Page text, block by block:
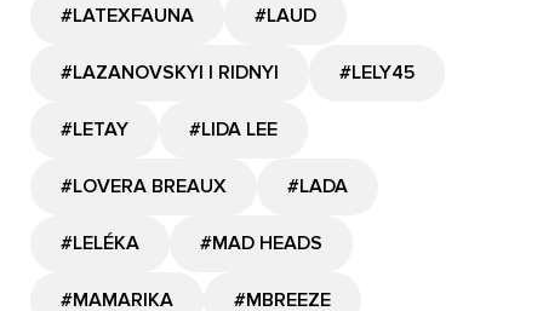
#LATEXFAUNA #LAUD
#LAZANOVSKYI I RIDNYI #LELY45
#LETAY #LIDA LEE
#LOVERA BREAUX #LADA
#LELÉKA #MAD HEADS
#MAMARIKA #MBREEZE